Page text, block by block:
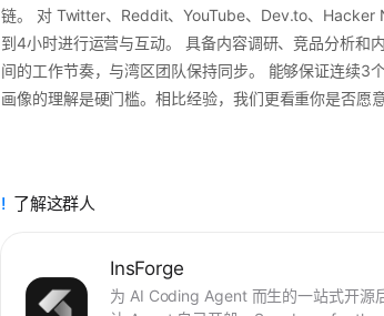
链。 对 Twitter、Reddit、YouTube、Dev.to、Hacker
到4小时进行运营与互动。 具备内容调研、竞品分析和
间的工作节奏，与湾区团队保持同步。 能够保证连续
画像的理解是硬门槛。相比经验，我们更看重你是否愿
了解这群人
InsForge
为 AI Coding Agent 而生的一站式开